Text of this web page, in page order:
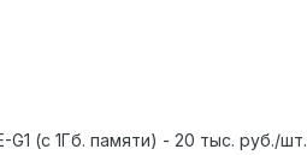
(с 1Гб. памяти) - 20 тыс. руб./шт.